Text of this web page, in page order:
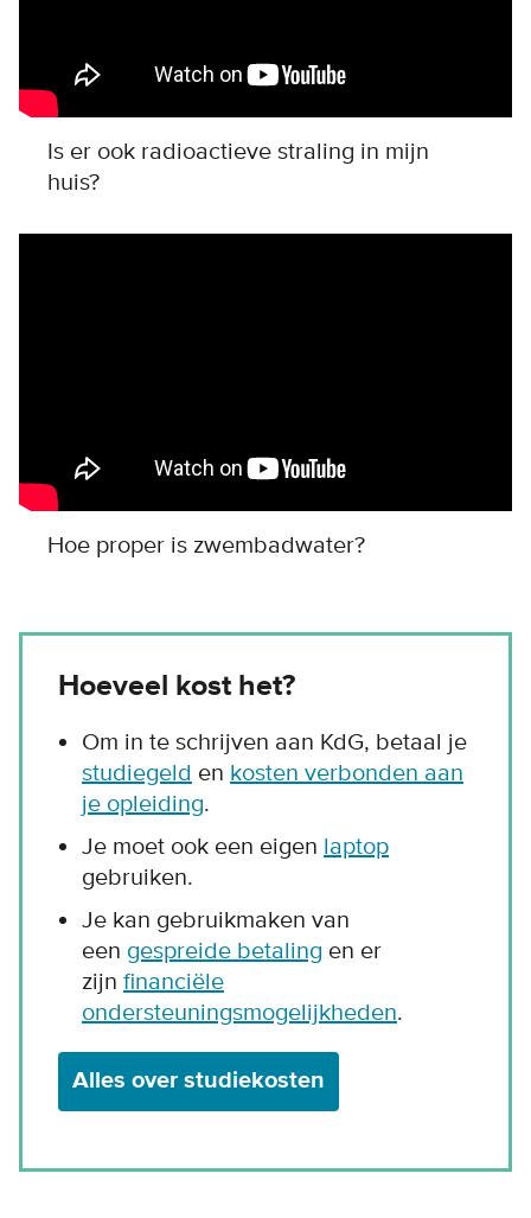
Is er ook radioactieve straling in mijn
huis?
Hoe proper is zwembadwater?
Hoeveel kost het?
Om in te schrijven aan KdG, betaal je
studiegeld en kosten verbonden aan
je opleiding.
Je moet ook een eigen laptop
gebruiken.
Je kan gebruikmaken van
een gespreide betaling en er
zijn financiële
ondersteuningsmogelijkheden.
Alles over studiekosten